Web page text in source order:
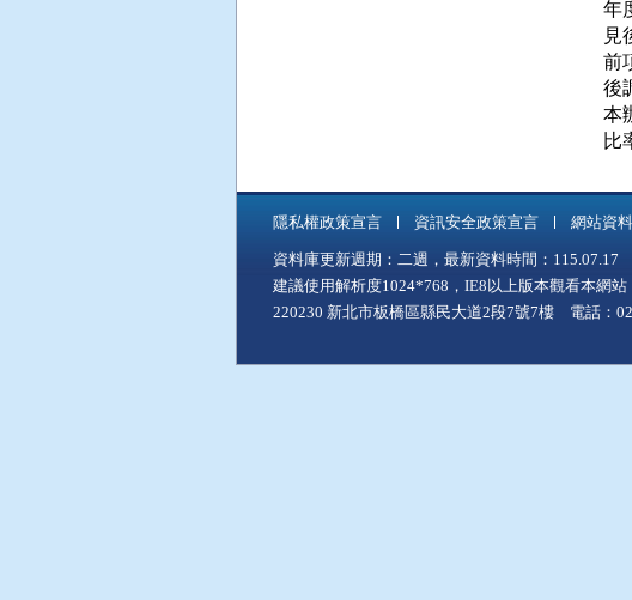
年
見
前
後
本
比
隱私權政策宣言 資訊安全政策宣言 網站資
資料庫更新週期：二週，最新資料時間：115.07.17
建議使用解析度1024*768，IE8以上版本觀看本網站
220230 新北市板橋區縣民大道2段7號7樓 電話：